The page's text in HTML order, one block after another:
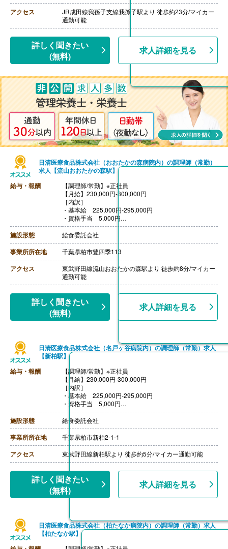
アクセス
JR成田線我孫子支線我孫子駅より 徒歩約23分/マイカー
通勤可能
詳しく聞きたい
(無料)
求人詳細を見る
日清医療食品株式会社（おおたかの森病院内）の調理師（常勤）
求人【流山おおたかの森駅】
給与・報酬
【調理師/常勤】※正社員
【月給】230,000円-300,000円
［内訳］
・基本給 225,000円-295,000円
・資格手当 5,000円
【賞与】あり※個人評価による
【退職金】あり※勤続3年以上
施設形態 給食委託会社
事業所所在地 千葉県柏市豊四季113
アクセス
東武野田線流山おおたかの森駅より 徒歩約8分/マイカー
通勤可能
詳しく聞きたい
(無料)
求人詳細を見る
日清医療食品株式会社（名戸ヶ谷病院内）の調理師（常勤）求人
【新柏駅】
給与・報酬
【調理師/常勤】※正社員
【月給】230,000円-300,000円
［内訳］
・基本給 225,000円-295,000円
・資格手当 5,000円
【賞与】あり※個人評価による
【退職金】あり※勤続3年以上
施設形態 給食委託会社
事業所所在地 千葉県柏市新柏2-1-1
アクセス 東武野田線新柏駅より 徒歩約5分/マイカー通勤可能
詳しく聞きたい
(無料)
求人詳細を見る
日清医療食品株式会社（柏たなか病院内）の調理師（常勤）求人
【柏たなか駅】